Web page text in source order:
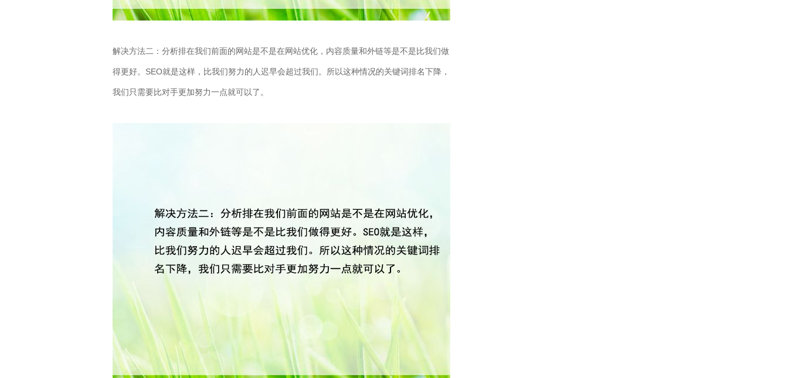
解决方法二：分析排在我们前面的网站是不是在网站优化，内容质量和外链等是不是比我们做
得更好。SEO就是这样，比我们努力的人迟早会超过我们。所以这种情况的关键词排名下降，
我们只需要比对手更加努力一点就可以了。